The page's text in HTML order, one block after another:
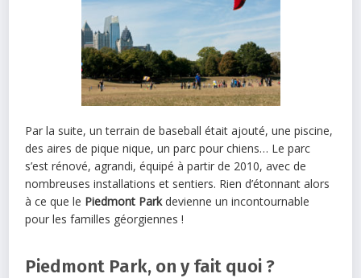
Par la suite, un terrain de baseball était ajouté, une piscine,
des aires de pique nique, un parc pour chiens… Le parc
s’est rénové, agrandi, équipé à partir de 2010, avec de
nombreuses installations et sentiers. Rien d’étonnant alors
à ce que le Piedmont Parkdevienne un incontournable
pour les familles géorgiennes !
Piedmont Park, on y fait quoi ?